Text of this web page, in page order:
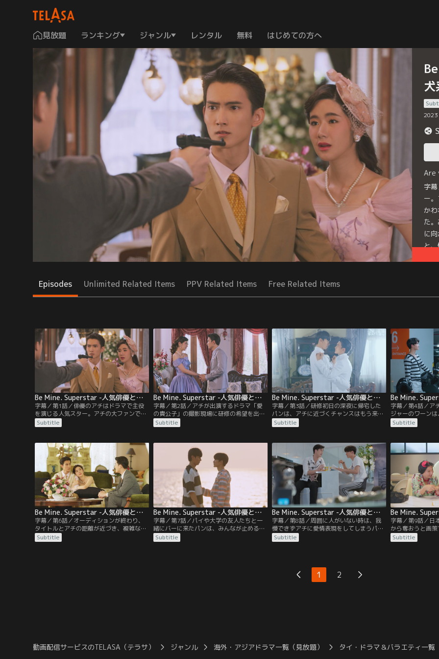
見放題 ランキング ジャンル レンタル 無料 はじめての方へ
2023
Are
字
ー
か
た
に
と
Episodes Unlimited Related Items PPV Related Items Free Related Items
Be Mine. Superstar -人気俳優と犬系スタッフ君- 第01話／字幕
字幕／第1話／俳優のアチはドラマで主役
を演じる人気スター。アチの大ファンであ
る大学生のパンは、弟のパイにからかわれ
ながらも、ずっとアチに届かぬ思いを抱き
したパンは待ち合わせ場所に向かう。する
と、そこには…？高嶺の花の人気俳優アチ
と、憧れの人に恋する大学生パンの物語が
始まる。
Subtitle
Be Mine. Superstar -人気俳優と犬系スタッフ君- 第02話／字幕
字幕／第2話／アチが出演するドラマ「愛
の貴公子」の撮影現場に研修の希望を出し
たパン。まだ結果が来ないパンを心配した
友人たちは、直接会社に電話をかけてみろ
ドラマの撮影中、友人で悪役を演じている
タイトルを誤って殴ってしまう。タイトル
のマネージャーのプリアウは激怒してしま
Subtitle
Be Mine. Superstar -人気俳優と犬系スタッフ君- 第03話／字幕
字幕／第3話／研修初日の深夜に帰宅した
パンは、アチに近づくチャンスはもう来な
いかもと母親のソーンに話す。するとソー
ンから返ってきた言葉は…？アチの親友で
様子が気になる。1人でいるパンに声をか
けるが…。そのミンムアンは、一夜の相手
が忘れられず、夜な夜なパブに出入りして
いた。
Subtitle
字幕／第4話／ア
ジャーのワーン
ついて驚きの情
チをバイクで送
な言葉が。その
電話がかかって
パンの祖母は、
ける。
Subtitle
Be Mine. Superstar -人気俳優と犬系スタッフ君- 第06話／字幕
字幕／第6話／オーディションが終わり、
タイトルとアチの距離が近づき、複雑な気
分のパン。今夜もパブにいたニン先生は、
1人きりになった途端に足元がふらつき、
Subtitle
Be Mine. Superstar -人気俳優と犬系スタッフ君- 第07話／字幕
字幕／第7話／パイや大学の友人たちと一
緒にバーに来たパンは、みんなが止めるの
も聞かずに飲みすぎて、酔って寝てしま
う。誰のせいでパンが荒れてるのか、友人
Subtitle
Be Mine. Superstar -人気俳優と犬系スタッフ君- 第08話／字幕
字幕／第8話／周囲に人がいない時は、我
慢できずアチに愛情表現をしてしまうパ
ン。アチはたしなめるが、その様子を偶然
のぞき見ていた人がいて…。アチと公園を
のは…？アチと同じく日本映画に出ること
になったタイトルは、アチにある提案をす
Subtitle
字幕／第9話／日
から奪おうと画
優のケビンとア
写真に収め、
Subtitle
1 2
動画配信サービスのTELASA（テラサ） ジャンル 海外・アジアドラマ一覧（見放題） タイ・ドラマ＆バラエティ一覧